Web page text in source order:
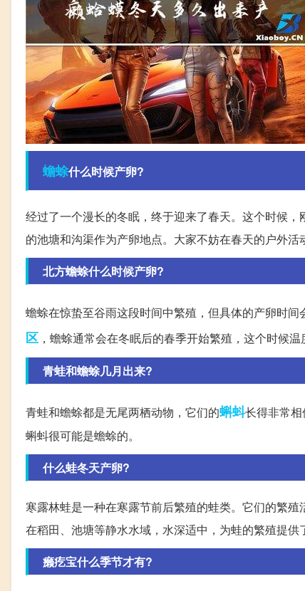
蟾蜍什么时候产卵?
经过了一个漫长的冬眠，终于迎来了春天。这个时候
的池塘和沟渠作为产卵地点。大家不妨在春天的户外
北方蟾蜍什么时候产卵?
蟾蜍在惊蛰至谷雨这段时间中繁殖，但具体的产卵时
区 ，蟾蜍通常会在冬眠后的春季开始繁殖，这个时候
青蛙和蟾蜍几月出来?
青蛙和蟾蜍都是无尾两栖动物，它们的蝌蚪长得非常
蝌蚪很可能是蟾蜍的。
什么蛙冬天产卵?
寒露林蛙是一种在寒露节前后繁殖的蛙类。它们的繁
在稻田、池塘等静水水域，水深适中，为蛙的繁殖提供
癞疙宝什么季节才有?